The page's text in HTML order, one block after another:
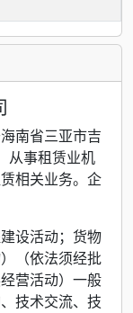
南省三亚市吉
从事租赁业机
相关业务。企
设活动；货物
（依法须经批
营活动）一般
技术交流、技